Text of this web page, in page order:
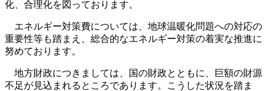
化、合理化を図っております。
エネルギー対策費については、地球温暖化問題への対応の
重要性等も踏まえ、総合的なエネルギー対策の着実な推進に
努めております。
地方財政につきましては、国の財政とともに、巨額の財源
不足が見込まれるところであります。こうした状況を踏ま